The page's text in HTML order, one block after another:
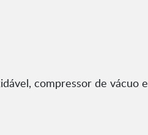
compressor de vácuo e